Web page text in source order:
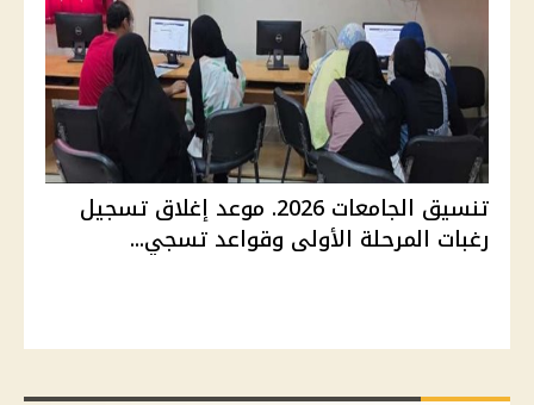
تنسيق الجامعات 2026. موعد إغلاق تسجيل
رغبات المرحلة الأولى وقواعد تسجي...